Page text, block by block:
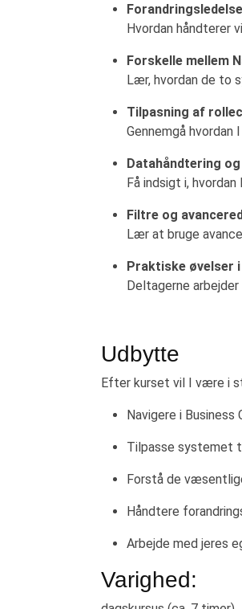
Hvordan håndterer
Forskelle mellem
Lær, hvordan de to
Tilpasning af
Gennemgå
Datahåndtering
Få indsigt i,
Filtre og
Lær at bruge
Praktiske øvelser
Deltagerne
Udbytte
Efter kurset vil I være i
Navigere i
Tilpasse systemet
Forstå de
Håndtere
Arbejde med jeres
Varighed: